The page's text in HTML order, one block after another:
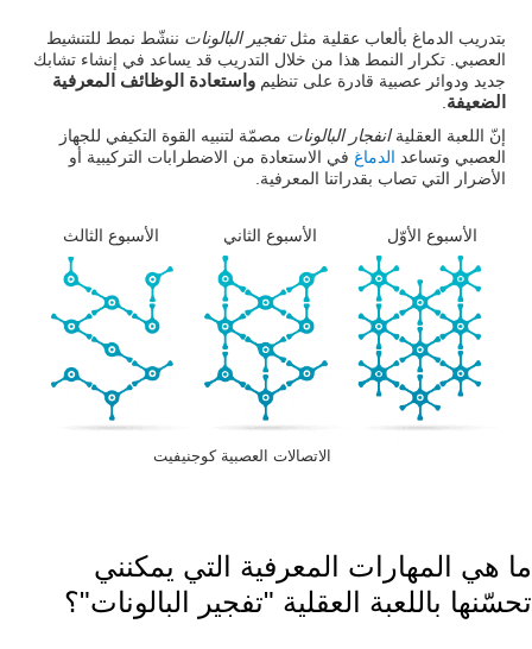
بتدريب الدماغ بألعاب عقلية مثلتفجير البالونات ننشّط نمط للتنشيط
العصبي. تكرار النمط هذا من خلال التدريب قد يساعد في إنشاء تشابك
جديد ودوائر عصبية قادرة على تنظيمواستعادة الوظائف المعرفية
الضعيفة
إنّ اللعبة العقليةانفجار البالونات مصمّة لتنبيه القوة التكيفي للجهاز
العصبي وتساعد الدماغ في الاستعادة من الاضطرابات التركيبية أو
الأضرار التي تصاب بقدراتنا المعرفية.
الأسبوع الأوّل الأسبوع الثاني الأسبوع الثالث
الاتصالات العصبية كوجنيفيت
ما هي المهارات المعرفية التي يمكنني
تحسّنها باللعبة العقلية "تفجير البالونات"؟